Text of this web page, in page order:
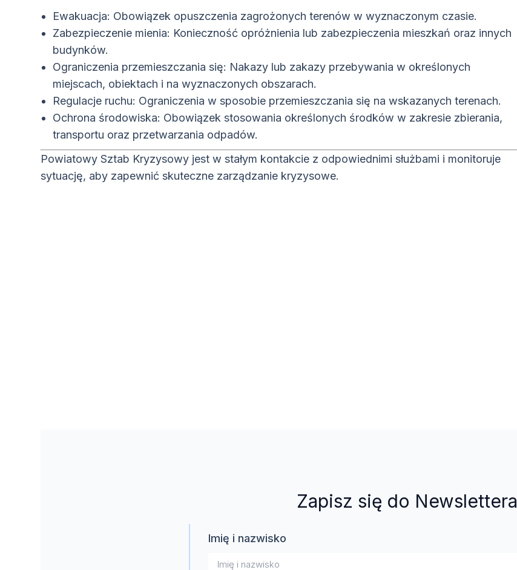
Ewakuacja: Obowiązek opuszczenia zagrożonych terenów w wyznaczonym czasie.
Zabezpieczenie mienia: Konieczność opróżnienia lub zabezpieczenia mieszkań oraz innych
budynków.
Ograniczenia przemieszczania się: Nakazy lub zakazy przebywania w określonych
miejscach, obiektach i na wyznaczonych obszarach.
Regulacje ruchu: Ograniczenia w sposobie przemieszczania się na wskazanych terenach.
Ochrona środowiska: Obowiązek stosowania określonych środków w zakresie zbierania,
transportu oraz przetwarzania odpadów.
Powiatowy Sztab Kryzysowy jest w stałym kontakcie z odpowiednimi służbami i monitoruje
sytuację, aby zapewnić skuteczne zarządzanie kryzysowe.
Zapisz się do Newslettera
Imię i nazwisko